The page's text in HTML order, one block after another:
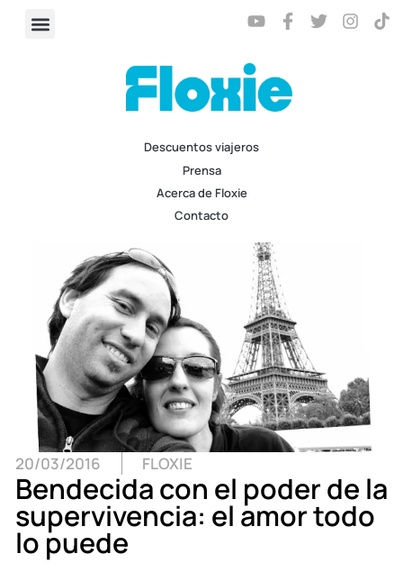
Descuentos viajeros
Prensa
Acerca de Floxie
Contacto
20/03/2016 FLOXIE
Bendecida con el poder de la
supervivencia: el amor todo
lo puede